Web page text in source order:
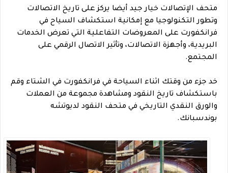
متحف الإتصالات خيار جيد أيضا يركز على تاريخ الاتصالات
وتطور التكنولوجيا مع إمكانية استكشاف السياح في
فرانكفورت على المعروضات التفاعلية التي تعرض الخدمات
البريدية، وأجهزة الاتصالات، وتأثير الاتصال الرقمي على
المجتمع.
خد جزء من وقتك اثناء السياحة في فرانكفورت في الشتاء وقم
باستكشاف تاريخ النقود ومشاهدة مجموعة من العملات
والورق النقدي التاريخي في متحف النقود لديوتشه
بوندسبانك.